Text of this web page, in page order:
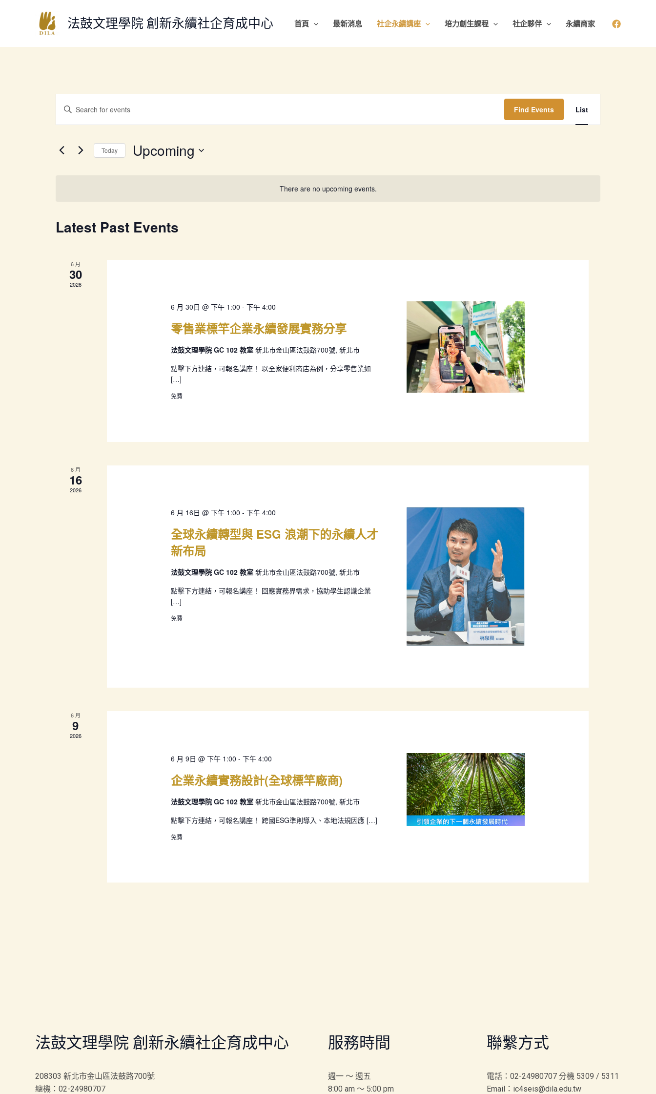
法鼓文理學院 創新永續社企育成中心 首頁 最新消息 社企永續講座 培力創生課程 社企夥伴 永續商家
There are no upcoming events.
Search
and
Navigation
Enter
for
Events
Find Events
Views
Navigation
List
Today Upcoming
Latest Past Events
6 月
30
2026
6 月 30日 @ 下午 1:00 -下午 4:00
零售業標竿企業永續發展實務分享
法鼓文理學院 GC 102 教室新北市金山區法鼓路700號, 新北市
點擊下方連結，可報名講座！ 以全家便利商店為例，分享零售業如
[…]
免費
6 月
16
2026
6 月 16日 @ 下午 1:00 -下午 4:00
全球永續轉型與 ESG 浪潮下的永續人才
新布局
法鼓文理學院 GC 102 教室新北市金山區法鼓路700號, 新北市
點擊下方連結，可報名講座！ 回應實務界需求，協助學生認識企業
[…]
免費
6 月
9
2026
6 月 9日 @ 下午 1:00 -下午 4:00
企業永續實務設計(全球標竿廠商)
法鼓文理學院 GC 102 教室新北市金山區法鼓路700號, 新北市
點擊下方連結，可報名講座！ 跨國ESG準則導入、本地法規因應 […]
免費
法鼓文理學院 創新永續社企育成中心
208303 新北市金山區法鼓路700號
總機：02-24980707
服務時間
週一 ～ 週五
8:00 am ～ 5:00 pm
聯繫方式
電話：02-24980707 分機 5309 / 5311
Email：ic4seis@dila.edu.tw